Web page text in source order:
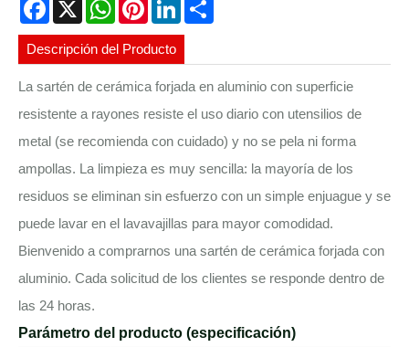
Descripción del Producto
La sartén de cerámica forjada en aluminio con superficie
resistente a rayones resiste el uso diario con utensilios de
metal (se recomienda con cuidado) y no se pela ni forma
ampollas. La limpieza es muy sencilla: la mayoría de los
residuos se eliminan sin esfuerzo con un simple enjuague y se
puede lavar en el lavavajillas para mayor comodidad.
Bienvenido a comprarnos una sartén de cerámica forjada con
aluminio. Cada solicitud de los clientes se responde dentro de
las 24 horas.
Parámetro del producto (especificación)